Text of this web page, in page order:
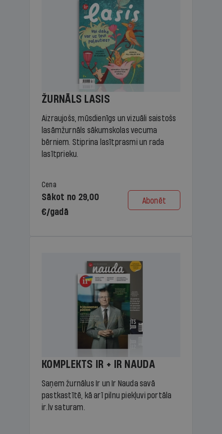
ŽURNĀLS LASIS
Aizraujošs, mūsdienīgs un vizuāli saistošs
lasāmžurnāls sākumskolas vecuma
bērniem. Stiprina lasītprasmi un rada
lasītprieku.
Cena
Sākot no 29,00
€/gadā
Abonēt
KOMPLEKTS IR + IR NAUDA
Saņem žurnālus Ir un Ir Nauda savā
pastkastītē, kā arī pilnu piekļuvi portāla
ir.lv saturam.